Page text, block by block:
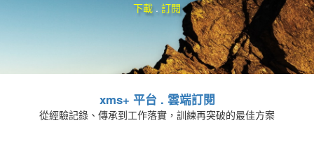
下載 . 訂閱
xms+ 平台 . 雲端訂閱
從經驗記錄、傳承到工作落實，訓練再突破的最佳方案